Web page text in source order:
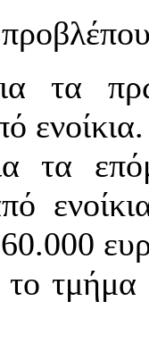
τα
ενοίκια.
τα
τμήμα